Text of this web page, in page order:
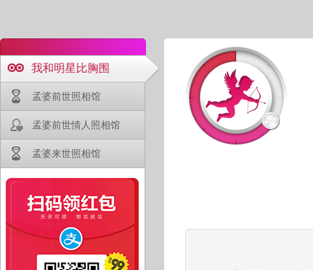
我和明星比胸围
孟婆前世照相馆
孟婆前世情人照相馆
孟婆来世照相馆